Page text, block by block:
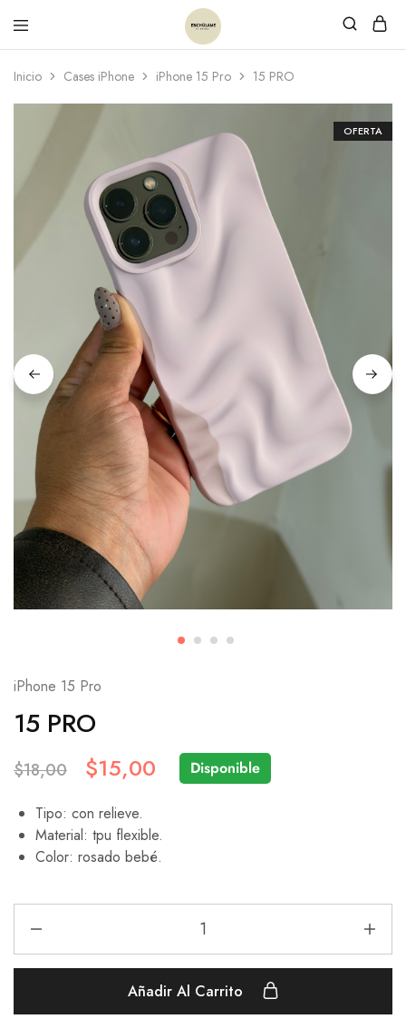
Inicio Cases iPhone iPhone 15 Pro 15 PRO
OFERTA
iPhone 15 Pro
15 PRO
$18,00 $15,00 Disponible
Tipo: con relieve.
Material: tpu flexible.
Color: rosado bebé.
Añadir Al Carrito